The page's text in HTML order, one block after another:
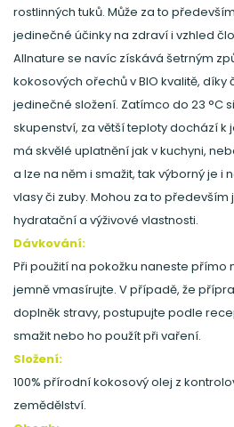
rostlinných tuků. Může za to
jedinečné účinky na zdraví i vzhled
Allnature se navíc získává šetrným
kokosových ořechů v BIO kvalitě, díky
jedinečné složení. Zatímco do 23 °C
skupenství, za větší teploty dochází k
má skvělé uplatnění jak v kuchyni,
a lze na něm i smažit, tak výborný je i
vlasy či zuby. Mohou za to
hydratační a výživové vlastnosti.
Dávkování:
Při použití na pokožku naneste přímo
jemně vmasírujte. V případě, že
doplněk stravy, postupujte podle
smažit nebo ho použít při vaření.
Složení:
100% přírodní kokosový olej z
zemědělství.